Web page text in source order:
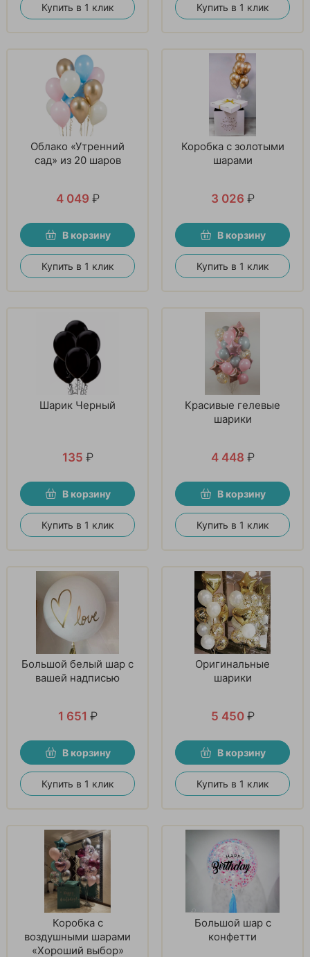
Купить в 1 клик Купить в 1 клик
Облако «Утренний
сад» из 20 шаров
4 049 ₽
В корзину
Купить в 1 клик
Коробка с золотыми
шарами
3 026 ₽
В корзину
Купить в 1 клик
Шарик Черный
135 ₽
В корзину
Купить в 1 клик
Красивые гелевые
шарики
4 448 ₽
В корзину
Купить в 1 клик
Большой белый шар с
вашей надписью
1 651 ₽
В корзину
Купить в 1 клик
Оригинальные
шарики
5 450 ₽
В корзину
Купить в 1 клик
Коробка с
воздушными шарами
«Хороший выбор»
Большой шар с
конфетти